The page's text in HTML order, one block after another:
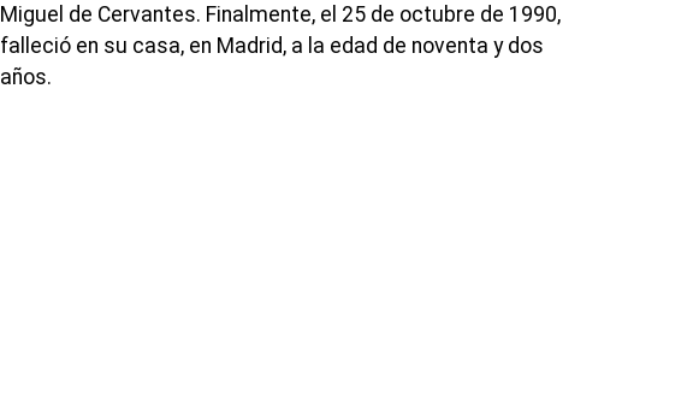
Miguel de Cervantes. Finalmente, el 25 de octubre de 1990,
falleció en su casa, en Madrid, a la edad de noventa y dos
años.